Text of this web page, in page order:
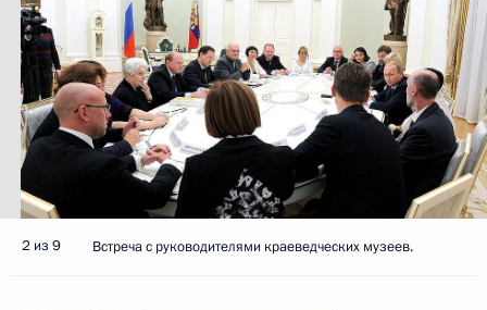
2 из 9 Встреча с руководителями краеведческих музеев.